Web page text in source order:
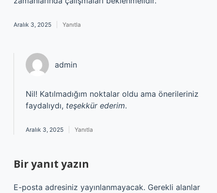
Aralık 3, 2025 Yanıtla
admin
Nil! Katılmadığım noktalar oldu ama önerileriniz
faydalıydı, teşekkür ederim.
Aralık 3, 2025 Yanıtla
Bir yanıt yazın
E-posta adresiniz yayınlanmayacak. Gerekli alanlar